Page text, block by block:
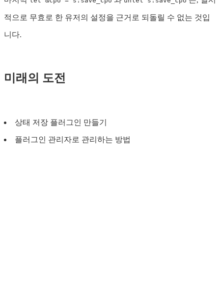
적으로 무효로 한 유저의 설정을 근거로 되돌릴 수 없는 것입
니다.
미래의 도전
상태 저장 플러그인 만들기
플러그인 관리자로 관리하는 방법